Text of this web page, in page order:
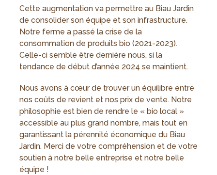
Cette augmentation va permettre au Biau Jardin
de consolider son équipe et son infrastructure.
Notre ferme a passé la crise de la
consommation de produits bio (2021-2023).
Celle-ci semble être dernière nous, si la
tendance de début d’année 2024 se maintient.
Nous avons à cœur de trouver un équilibre entre
nos coûts de revient et nos prix de vente. Notre
philosophie est bien de rendre le « bio local »
accessible au plus grand nombre, mais tout en
garantissant la pérennité économique du Biau
Jardin. Merci de votre compréhension et de votre
soutien à notre belle entreprise et notre belle
équipe !